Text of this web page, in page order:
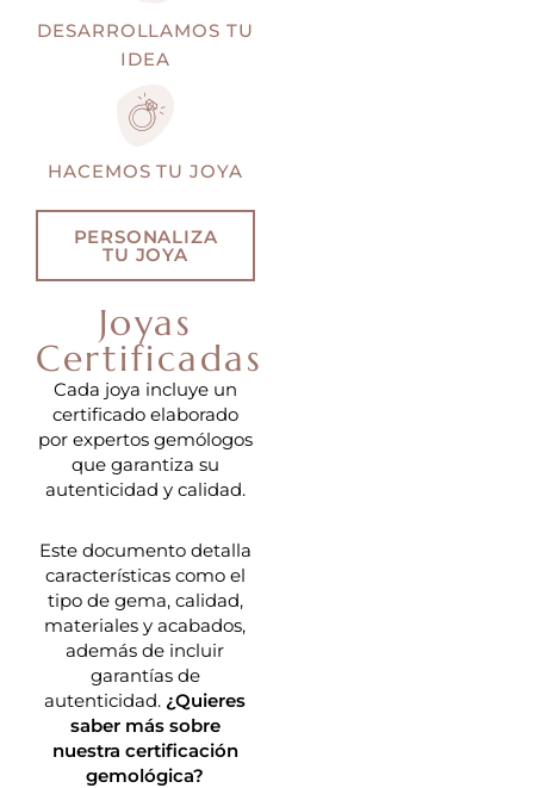
DESARROLLAMOS TU
IDEA
HACEMOS TU JOYA
PERSONALIZA
TU JOYA
Joyas
Certificadas
Cada joya incluye un
certificado elaborado
por expertos gemólogos
que garantiza su
autenticidad y calidad.
Este documento detalla
características como el
tipo de gema, calidad,
materiales y acabados,
además de incluir
garantías de
autenticidad. ¿Quieres
saber más sobre
nuestra certificación
gemológica?